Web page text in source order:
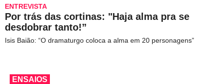
ENTREVISTA
Por trás das cortinas: "Haja alma pra se
desdobrar tanto!”
Isis Baião: “O dramaturgo coloca a alma em 20 personagens”
ENSAIOS